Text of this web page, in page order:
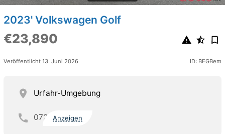
2023' Volkswagen Golf
€23,890
Veröffentlicht 13. Juni 2026 ID: BEGBem
Urfahr-Umgebung
072 Anzeigen